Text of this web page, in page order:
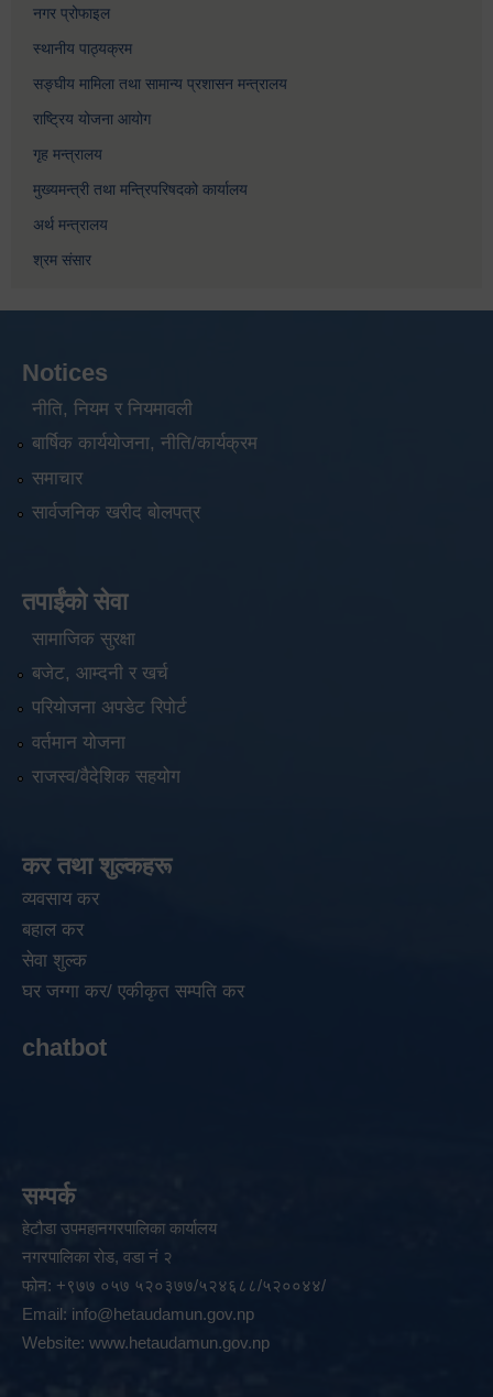
नगर प्रोफाइल
स्थानीय पाठ्यक्रम
सङ्घीय मामिला तथा सामान्य प्रशासन मन्त्रालय
राष्ट्रिय योजना आयोग
गृह मन्त्रालय
मुख्यमन्त्री तथा मन्त्रिपरिषदको कार्यालय
अर्थ मन्त्रालय
श्रम संसार
Notices
नीति, नियम र नियमावली
बार्षिक कार्ययोजना, नीति/कार्यक्रम
समाचार
सार्वजनिक खरीद बोलपत्र
तपाईंको सेवा
सामाजिक सुरक्षा
बजेट, आम्दनी र खर्च
परियोजना अपडेट रिपोर्ट
वर्तमान योजना
राजस्व/वैदेशिक सहयोग
कर तथा शुल्कहरू
व्यवसाय कर
बहाल कर
सेवा शुल्क
घर जग्गा कर/ एकीकृत सम्पति कर
chatbot
सम्पर्क
हेटौडा उपमहानगरपालिका कार्यालय
नगरपालिका रोड, वडा नं २
फोन: +९७७ ०५७ ५२०३७७/५२४६८८/५२००४४/
Email: info@hetaudamun.gov.np
Website: www.hetaudamun.gov.np